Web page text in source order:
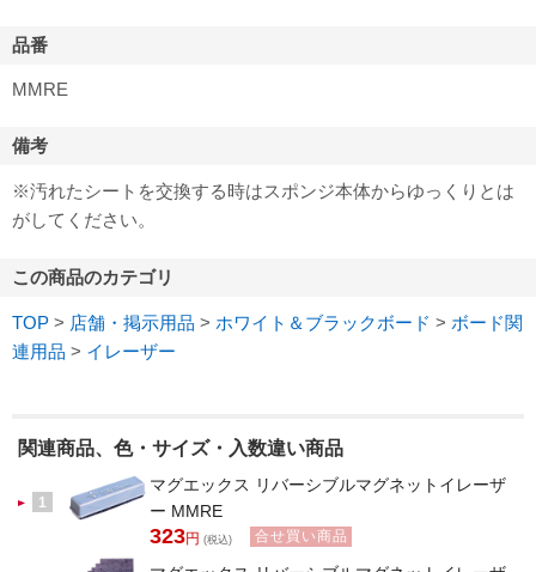
品番
MMRE
備考
※汚れたシートを交換する時はスポンジ本体からゆっくりとは
がしてください。
この商品のカテゴリ
TOP > 店舗・掲示用品 > ホワイト＆ブラックボード > ボード関
連用品 > イレーザー
関連商品、色・サイズ・入数違い商品
1
マグエックス リバーシブルマグネットイレーザ
ー MMRE
323円 (税込) 合せ買い商品